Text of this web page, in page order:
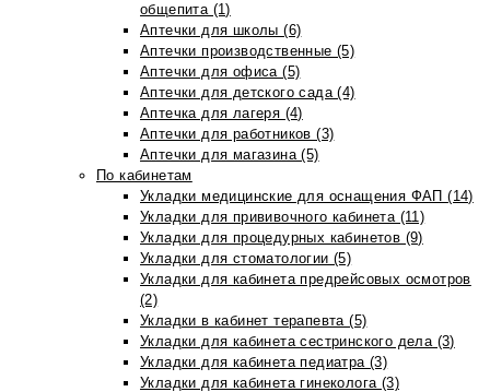
общепита (1)
Аптечки для школы (6)
Аптечки производственные (5)
Аптечки для офиса (5)
Аптечки для детского сада (4)
Аптечка для лагеря (4)
Аптечки для работников (3)
Аптечки для магазина (5)
По кабинетам
Укладки медицинские для оснащения ФАП (14)
Укладки для прививочного кабинета (11)
Укладки для процедурных кабинетов (9)
Укладки для стоматологии (5)
Укладки для кабинета предрейсовых осмотров
(2)
Укладки в кабинет терапевта (5)
Укладки для кабинета сестринского дела (3)
Укладки для кабинета педиатра (3)
Укладки для кабинета гинеколога (3)